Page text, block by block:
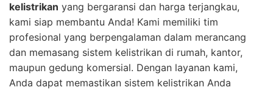
kelistrikan yang bergaransi dan harga terjangkau,
kami siap membantu Anda! Kami memiliki tim
profesional yang berpengalaman dalam merancang
dan memasang sistem kelistrikan di rumah, kantor,
maupun gedung komersial. Dengan layanan kami,
Anda dapat memastikan sistem kelistrikan Anda